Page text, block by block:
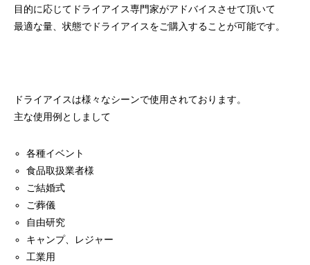
量と配置方法を徹底解説
2026.06.30
目的に応じてドライアイス専門家がアドバイスさせて頂いて
最適な量、状態でドライアイスをご購入することが可能です。
ドライアイスは様々なシーンで使用されております。
主な使用例としまして
各種イベント
食品取扱業者様
ご結婚式
ご葬儀
自由研究
キャンプ、レジャー
工業用